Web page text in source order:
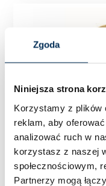
Zgoda
Niniejsza strona
Korzystamy z
reklam, aby
analizować ruch w
korzystasz z naszej
społecznościowym,
Partnerzy mogą